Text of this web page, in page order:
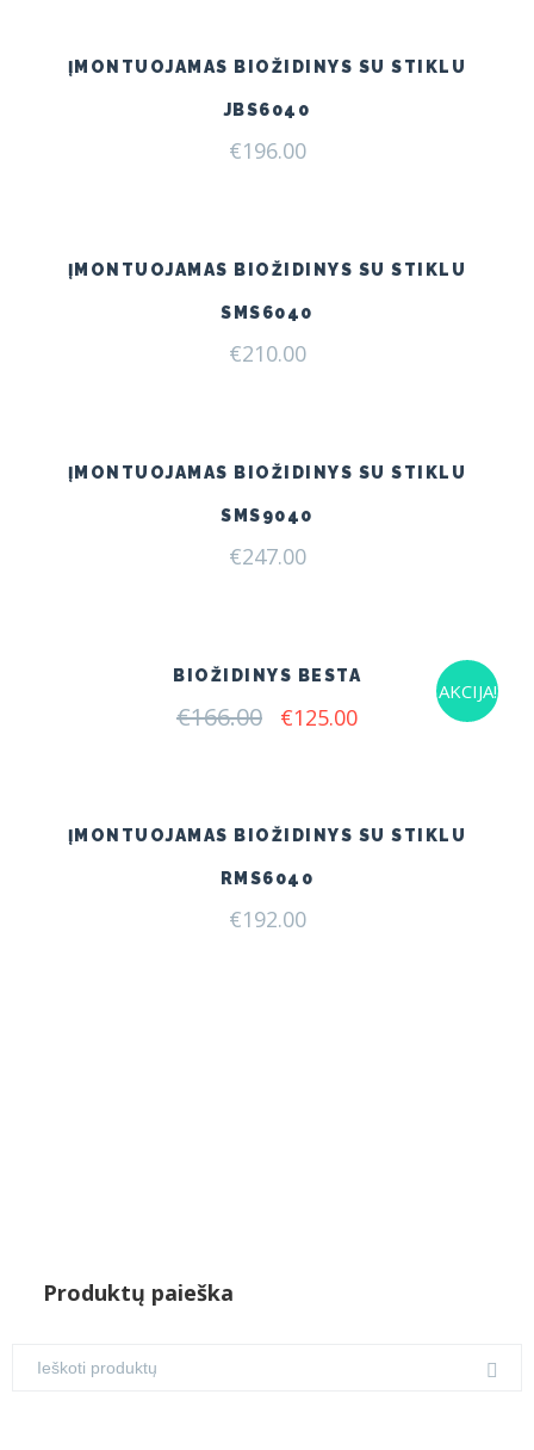
ĮMONTUOJAMAS BIOŽIDINYS SU STIKLU
JBS6040
€196.00
ĮMONTUOJAMAS BIOŽIDINYS SU STIKLU
SMS6040
€210.00
ĮMONTUOJAMAS BIOŽIDINYS SU STIKLU
SMS9040
€247.00
AKCIJA!
BIOŽIDINYS BESTA
€166.00 Original
€125.00Current
ĮMONTUOJAMAS BIOŽIDINYS SU STIKLU
RMS6040
€192.00
Produktų paieška